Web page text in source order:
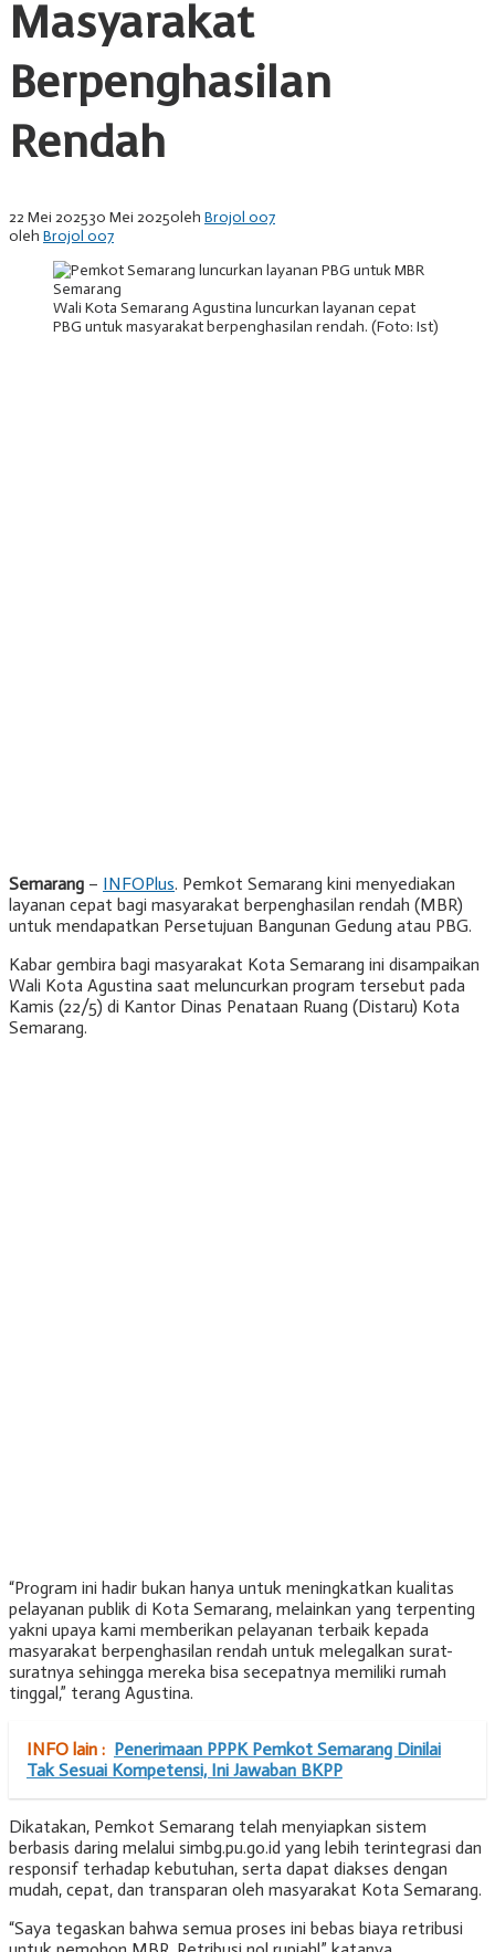
Masyarakat
Berpenghasilan
Rendah
22 Mei 202530 Mei 2025oleh Brojol 007
oleh Brojol 007
Wali Kota Semarang Agustina luncurkan layanan cepat
PBG untuk masyarakat berpenghasilan rendah. (Foto: Ist)
Semarang – INFOPlus. Pemkot Semarang kini menyediakan
layanan cepat bagi masyarakat berpenghasilan rendah (MBR)
untuk mendapatkan Persetujuan Bangunan Gedung atau PBG.
Kabar gembira bagi masyarakat Kota Semarang ini disampaikan
Wali Kota Agustina saat meluncurkan program tersebut pada
Kamis (22/5) di Kantor Dinas Penataan Ruang (Distaru) Kota
Semarang.
“Program ini hadir bukan hanya untuk meningkatkan kualitas
pelayanan publik di Kota Semarang, melainkan yang terpenting
yakni upaya kami memberikan pelayanan terbaik kepada
masyarakat berpenghasilan rendah untuk melegalkan surat-
suratnya sehingga mereka bisa secepatnya memiliki rumah
tinggal,” terang Agustina.
INFO lain : Penerimaan PPPK Pemkot Semarang Dinilai
Tak Sesuai Kompetensi, Ini Jawaban BKPP
Dikatakan, Pemkot Semarang telah menyiapkan sistem
berbasis daring melalui simbg.pu.go.id yang lebih terintegrasi dan
responsif terhadap kebutuhan, serta dapat diakses dengan
mudah, cepat, dan transparan oleh masyarakat Kota Semarang.
“Saya tegaskan bahwa semua proses ini bebas biaya retribusi